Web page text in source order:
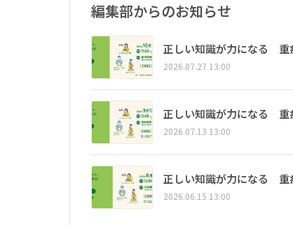
編集部からのお知らせ
正しい知識が力になる 重
2026.07.27 13:00
正しい知識が力になる 重
2026.07.13 13:00
正しい知識が力になる 重
2026.06.15 13:00